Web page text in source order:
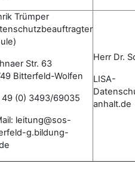
Trümper
Str. 63
Bitterfeld-Wolfen
49 (0) 3493/69035
leitung@sos-
g.bildung-
Herr Dr.
LISA-
anhalt.de